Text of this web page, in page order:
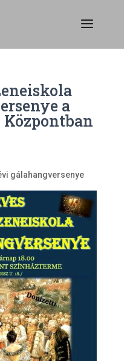
a
gálahangversenye